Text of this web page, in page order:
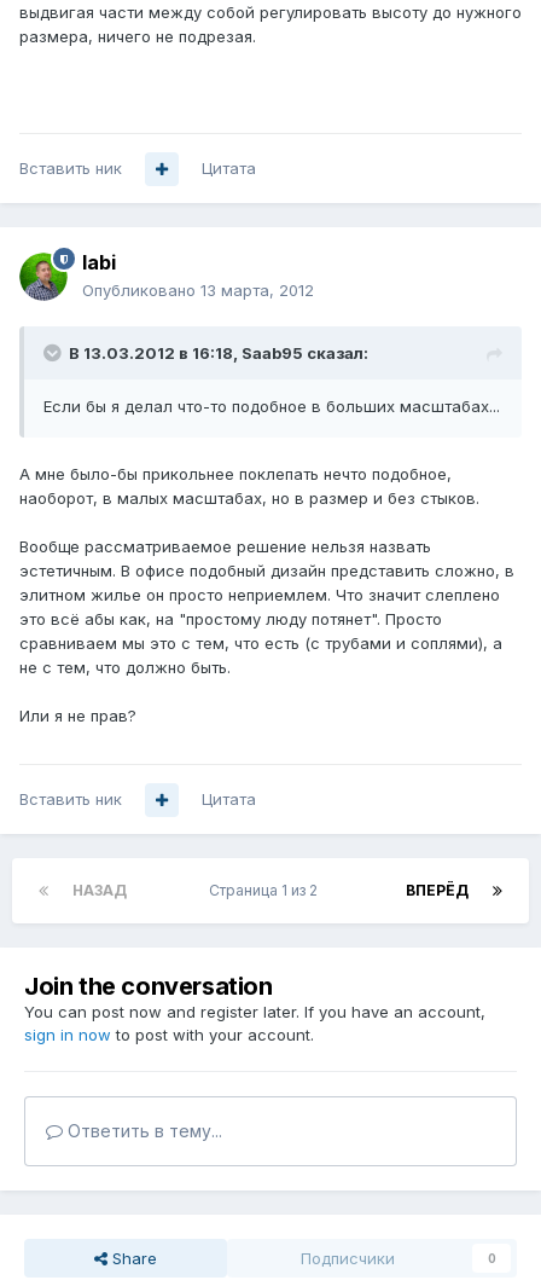
выдвигая части между собой регулировать высоту до нужного
размера, ничего не подрезая.
Вставить ник Цитата
labi
Опубликовано 13 марта, 2012
В 13.03.2012 в 16:18, Saab95 сказал:
Если бы я делал что-то подобное в больших масштабах...
А мне было-бы прикольнее поклепать нечто подобное,
наоборот, в малых масштабах, но в размер и без стыков.
Вообще рассматриваемое решение нельзя назвать
эстетичным. В офисе подобный дизайн представить сложно, в
элитном жилье он просто неприемлем. Что значит слеплено
это всё абы как, на "простому люду потянет". Просто
сравниваем мы это с тем, что есть (с трубами и соплями), а
не с тем, что должно быть.
Или я не прав?
Вставить ник Цитата
НАЗАД ВПЕРЁД
Страница 1 из 2
Join the conversation
You can post now and register later. If you have an account,
sign in now to post with your account.
Ответить в тему...
Share Подписчики 0